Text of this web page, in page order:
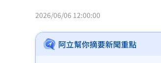
嫌軍中薪水少！阿兵哥逃
輝達擬砸30億鎂入股
2026/06/06 12:00:00
阿立幫你摘要新聞重點